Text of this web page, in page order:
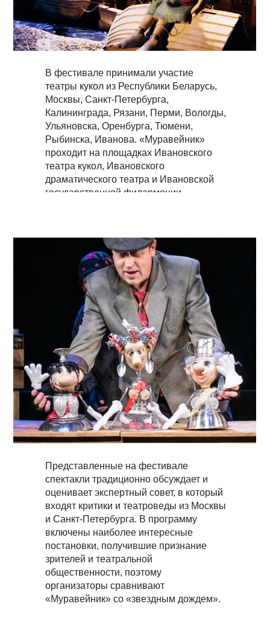
В фестивале принимали участие
театры кукол из Республики Беларусь,
Москвы, Санкт-Петербурга,
Калининграда, Рязани, Перми, Вологды,
Ульяновска, Оренбурга, Тюмени,
Рыбинска, Иванова. «Муравейник»
проходит на площадках Ивановского
театра кукол, Ивановского
драматического театра и Ивановской
государственной филармонии.
Представленные на фестивале
спектакли традиционно обсуждает и
оценивает экспертный совет, в который
входят критики и театроведы из Москвы
и Санкт-Петербурга. В программу
включены наиболее интересные
постановки, получившие признание
зрителей и театральной
общественности, поэтому
организаторы сравнивают
«Муравейник» со «звездным дождем».